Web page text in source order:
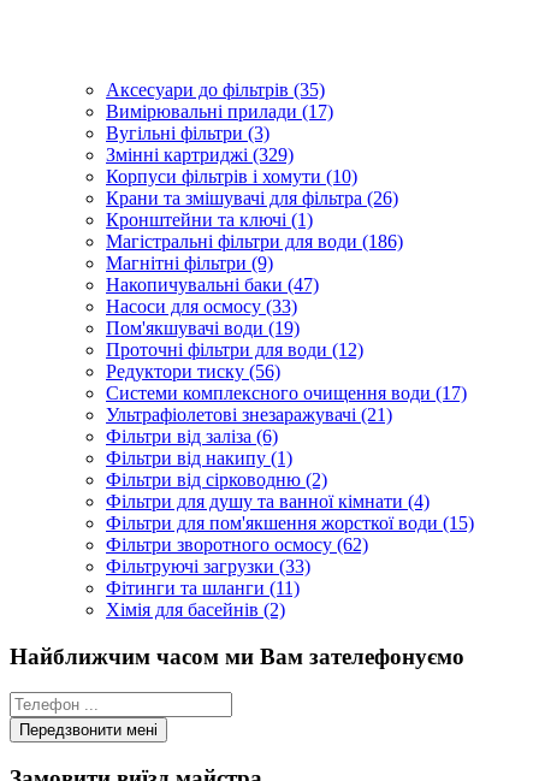
Аксесуари до фільтрів (35)
Вимірювальні прилади (17)
Вугільні фільтри (3)
Змінні картриджі (329)
Корпуси фільтрів і хомути (10)
Крани та змішувачі для фільтра (26)
Кронштейни та ключі (1)
Магістральні фільтри для води (186)
Магнітні фільтри (9)
Накопичувальні баки (47)
Насоси для осмосу (33)
Пом'якшувачі води (19)
Проточні фільтри для води (12)
Редуктори тиску (56)
Системи комплексного очищення води (17)
Ультрафіолетові знезаражувачі (21)
Фільтри від заліза (6)
Фільтри від накипу (1)
Фільтри від сірководню (2)
Фільтри для душу та ванної кімнати (4)
Фільтри для пом'якшення жорсткої води (15)
Фільтри зворотного осмосу (62)
Фільтруючі загрузки (33)
Фітинги та шланги (11)
Хімія для басейнів (2)
Найближчим часом ми Вам зателефонуємо